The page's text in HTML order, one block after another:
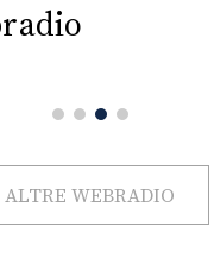
ALTRE WEBRADIO